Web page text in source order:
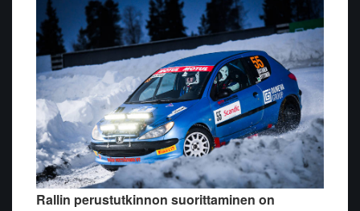
Rallin perustutkinnon suorittaminen on